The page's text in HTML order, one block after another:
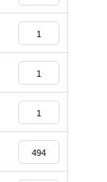
1
1
1
494